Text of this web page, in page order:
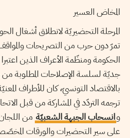
المخاض العسير
المرحلة التحضيريّة لانطلاق أشغال
تمرّ دون حرب من التصريحات
الحكومة ومنظّمة الأعراف الذين
جديّة لسلسة الإصلاحات المطلوبة
بالاقتصاد التونسيّ، كان للأطراف
ترجمه التردّد في المشاركة من قبل
وانسحاب الجبهة الشعبيّة من
على سير التحضيرات والورقات